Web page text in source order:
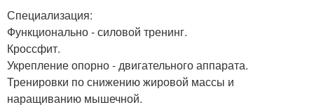
Специализация:
Функционально - силовой тренинг.
Кроссфит.
Укрепление опорно - двигательного аппарата.
Тренировки по снижению жировой массы и
наращиванию мышечной.